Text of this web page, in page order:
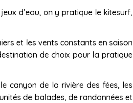
d’eau, on y pratique le kitesurf,
et les vents constants en saison
de choix pour la pratique
canyon de la rivière des fées, les
de balades, de randonnées et